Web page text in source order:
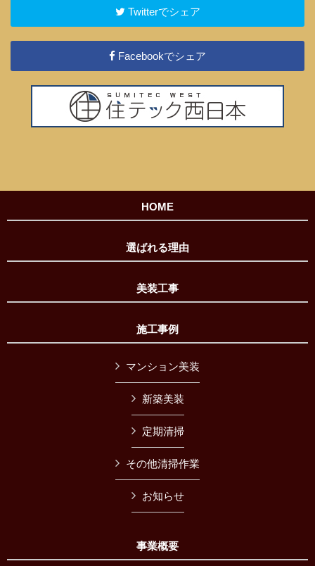
Twitterでシェア
Facebookでシェア
HOME
選ばれる理由
美装工事
施工事例
マンション美装
新築美装
定期清掃
その他清掃作業
お知らせ
事業概要